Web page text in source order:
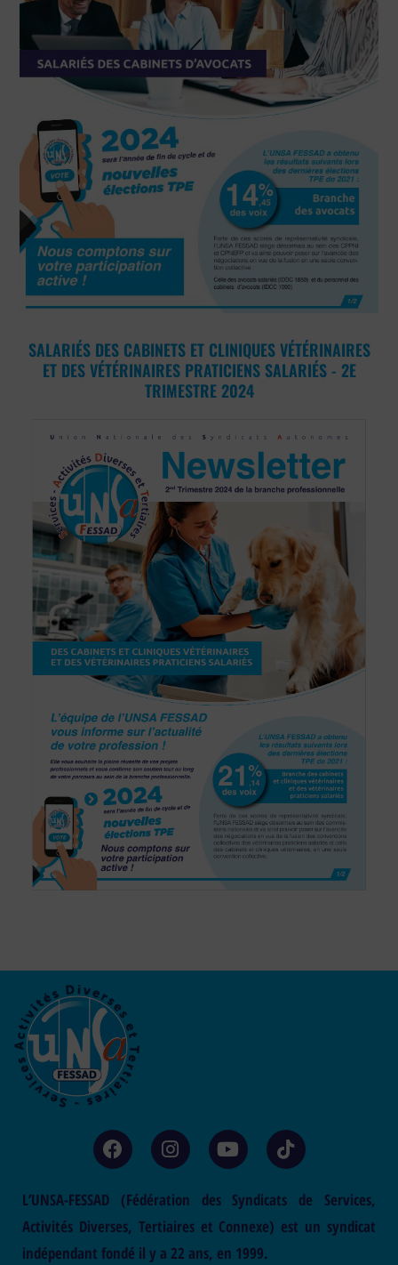
SALARIÉS DES CABINETS ET CLINIQUES VÉTÉRINAIRES
ET DES VÉTÉRINAIRES PRATICIENS SALARIÉS - 2E
TRIMESTRE 2024
L’UNSA-FESSAD (Fédération des Syndicats de Services,
Activités Diverses, Tertiaires et Connexe) est un syndicat
indépendant fondé il y a 22 ans, en 1999.